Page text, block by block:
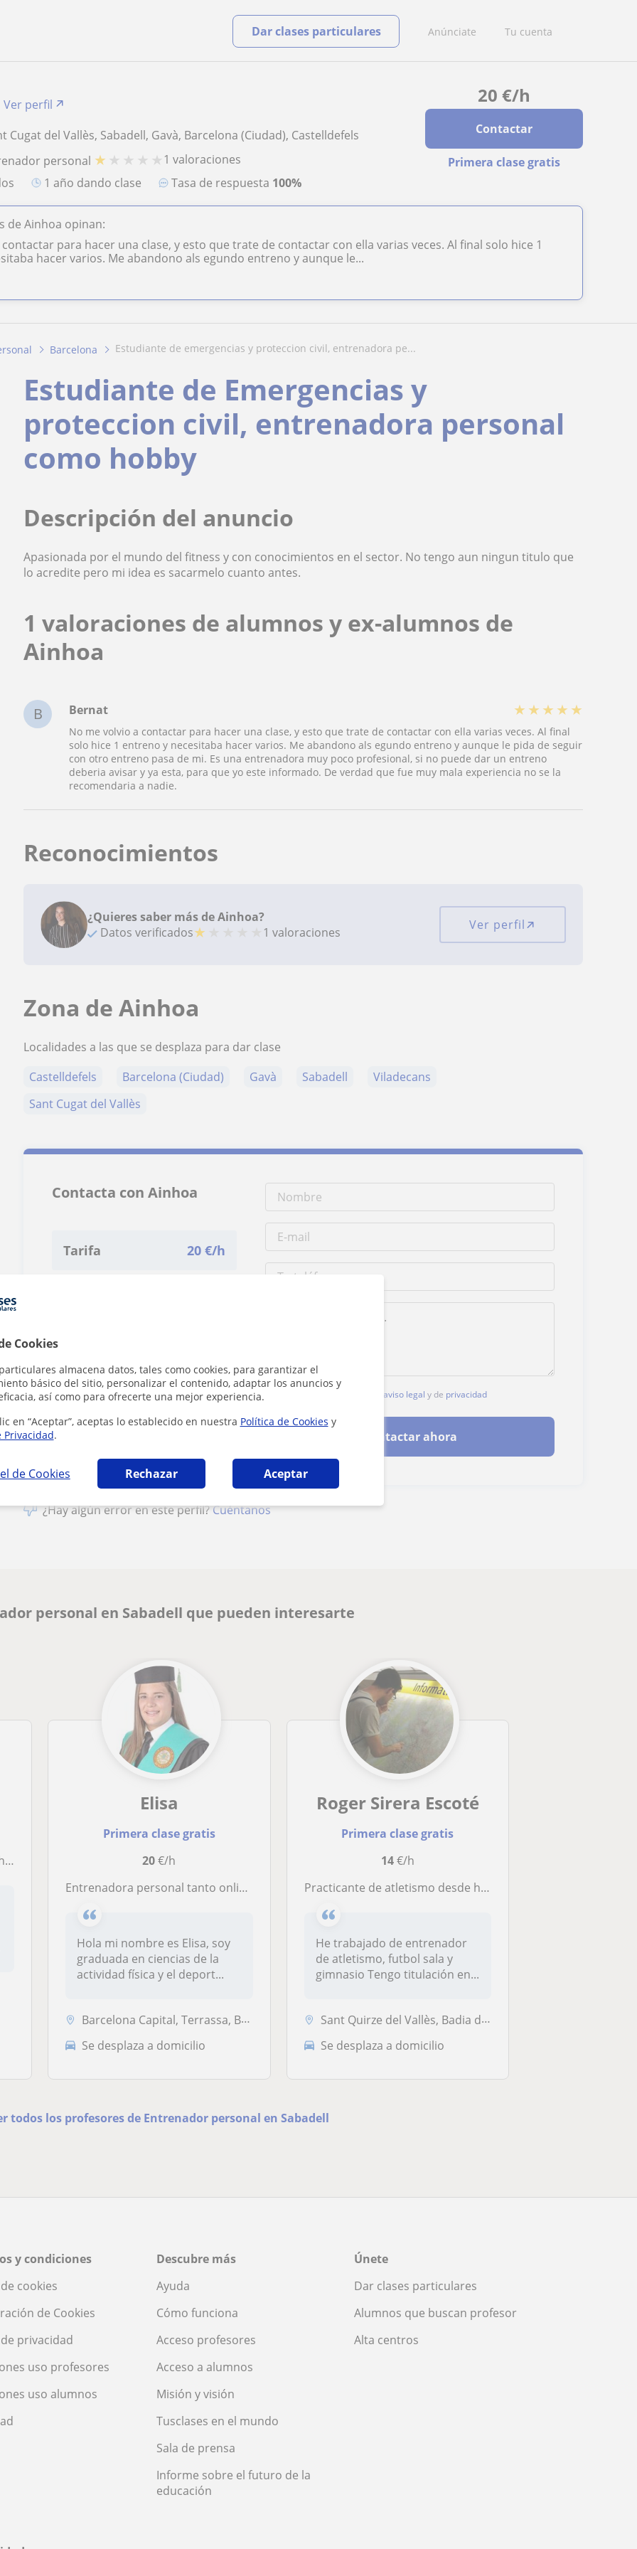
Cookies
almacena datos, tales como cookies, para garantizar el
básico del sitio, personalizar el contenido, adaptar los anuncios y
así como para ofrecerte una mejor experiencia.
en “Aceptar”, aceptas lo establecido en nuestra Política de Cookies y
Privacidad.
de Cookies Rechazar Aceptar
Anúnciate Tu cuenta
Dar clases particulares
20 €/h
Contactar
Primera clase gratis
Ver perfil
Cugat del Vallès, Sabadell, Gavà, Barcelona (Ciudad), Castelldefels
personal ★ ★ ★ ★ ★1 valoraciones
1 año dando clase Tasa de respuesta 100%
de Ainhoa opinan:
para hacer una clase, y esto que trate de contactar con ella varias veces. Al final solo hice 1
hacer varios. Me abandono als egundo entreno y aunque le...
Barcelona estudiante de emergencias y proteccion civil, entrenadora pe...
Estudiante de Emergencias y
proteccion civil, entrenadora personal
como hobby
Descripción del anuncio
Apasionada por el mundo del fitness y con conocimientos en el sector. No tengo aun ningun titulo que
lo acredite pero mi idea es sacarmelo cuanto antes.
1 valoraciones de alumnos y ex-alumnos de
Ainhoa
B Bernat ★ ★ ★ ★ ★
No me volvio a contactar para hacer una clase, y esto que trate de contactar con ella varias veces. Al final
solo hice 1 entreno y necesitaba hacer varios. Me abandono als egundo entreno y aunque le pida de seguir
con otro entreno pasa de mi. Es una entrenadora muy poco profesional, si no puede dar un entreno
deberia avisar y ya esta, para que yo este informado. De verdad que fue muy mala experiencia no se la
recomendaria a nadie.
Reconocimientos
¿Quieres saber más de Ainhoa?
Datos verificados★ 1 valoraciones Ver perfil
Zona de Ainhoa
Localidades a las que se desplaza para dar clase
Castelldefels
Barcelona (Ciudad) Gavà Sabadell
Viladecans
Sant Cugat del Vallès
Contacta con Ainhoa
Tarifa 20 €/h
aviso legal y de privacidad
Contactar ahora
¿Hay algún error en este perfil?Cuéntanos
personal en Sabadell que pueden interesarte
Elisa
Primera clase gratis
20€/h
Entrenadora personal tanto online como presencial
Hola mi nombre es Elisa, soy
graduada en ciencias de la
actividad física y el deport...
Barcelona Capital, Terrassa, Badalona, Barberà del Vallès, Sabadell
Se desplaza a domicilio
Roger Sirera Escoté
Primera clase gratis
14€/h
Practicante de atletismo desde hace muchos años, si quieres que te acompañe en tu camino para progressar tanto en atletismo o otro tema relacionado con el deporte contactame
He trabajado de entrenador
de atletismo, futbol sala y
gimnasio Tengo titulación en...
Sant Quirze del Vallès, Badia del Vallès, Cerdanyola-Bellaterra, Sabad...
Se desplaza a domicilio
todos los profesores de Entrenador personal en Sabadell
y condiciones
cookies
de Cookies
privacidad
uso profesores
uso alumnos
Descubre más
Ayuda
Cómo funciona
Acceso profesores
Acceso a alumnos
Misión y visión
Tusclases en el mundo
Sala de prensa
Informe sobre el futuro de la
educación
Únete
Dar clases particulares
Alumnos que buscan profesor
Alta centros